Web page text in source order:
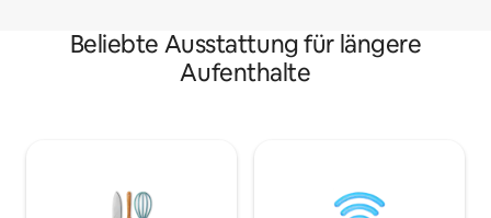
Beliebte Ausstattung für längere
Aufenthalte